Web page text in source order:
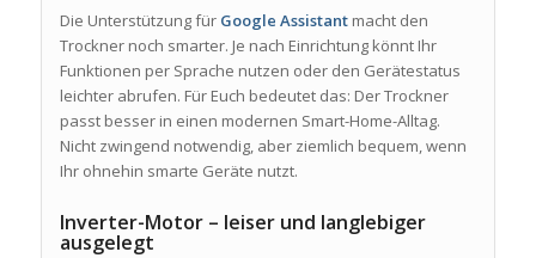
Die Unterstützung für Google Assistantmacht den
Trockner noch smarter. Je nach Einrichtung könnt Ihr
Funktionen per Sprache nutzen oder den Gerätestatus
leichter abrufen. Für Euch bedeutet das: Der Trockner
passt besser in einen modernen Smart-Home-Alltag.
Nicht zwingend notwendig, aber ziemlich bequem, wenn
Ihr ohnehin smarte Geräte nutzt.
Inverter-Motor – leiser und langlebiger
ausgelegt